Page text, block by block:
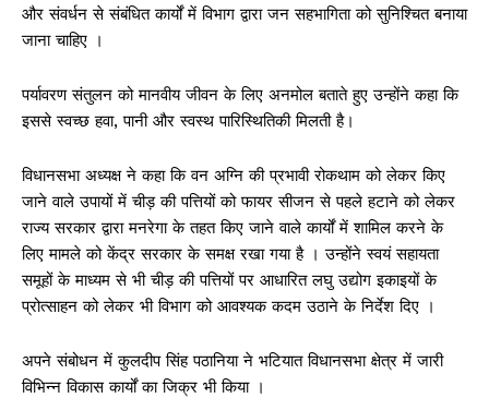
और संवर्धन से संबंधित कार्यों में विभाग द्वारा जन सहभागिता को सुनिश्चित बनाया
जाना चाहिए ।
पर्यावरण संतुलन को मानवीय जीवन के लिए अनमोल बताते हुए उन्होंने कहा कि
इससे स्वच्छ हवा, पानी और स्वस्थ पारिस्थितिकी मिलती है।
विधानसभा अध्यक्ष ने कहा कि वन अग्नि की प्रभावी रोकथाम को लेकर किए
जाने वाले उपायों में चीड़ की पत्तियों को फायर सीजन से पहले हटाने को लेकर
राज्य सरकार द्वारा मनरेगा के तहत किए जाने वाले कार्यों में शामिल करने के
लिए मामले को केंद्र सरकार के समक्ष रखा गया है । उन्होंने स्वयं सहायता
समूहों के माध्यम से भी चीड़ की पत्तियों पर आधारित लघु उद्योग इकाइयों के
प्रोत्साहन को लेकर भी विभाग को आवश्यक कदम उठाने के निर्देश दिए ।
अपने संबोधन में कुलदीप सिंह पठानिया ने भटियात विधानसभा क्षेत्र में जारी
विभिन्न विकास कार्यों का जिक्र भी किया ।